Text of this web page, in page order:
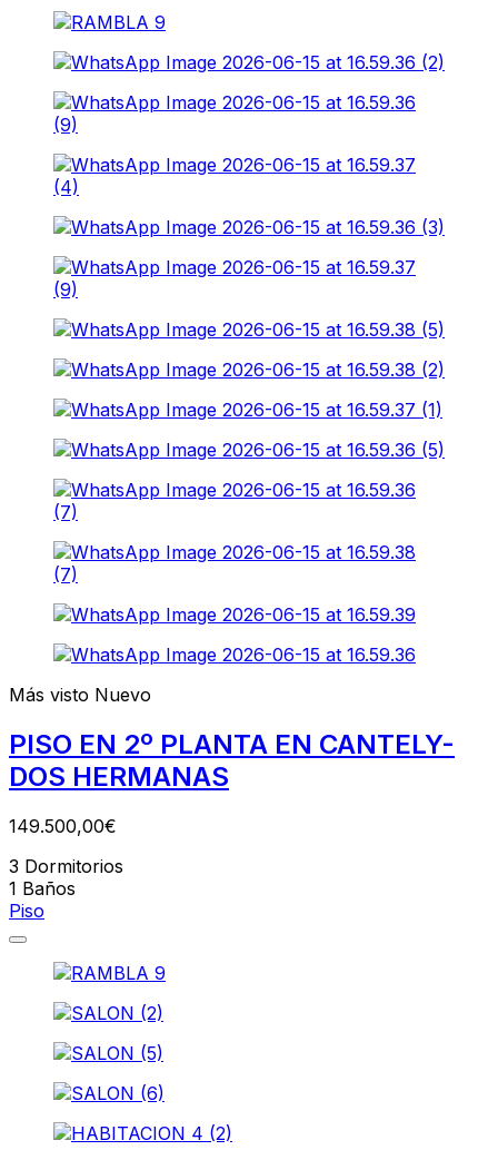
Más visto Nuevo
PISO EN 2º PLANTA EN CANTELY-
DOS HERMANAS
149.500,00€
3 Dormitorios
1 Baños
Piso